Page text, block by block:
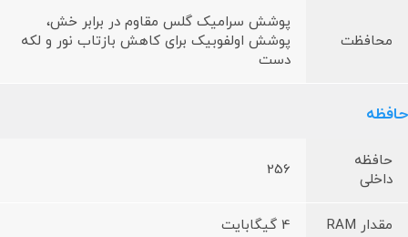
محافظت
پوشش سرامیک گلس مقاوم در برابر خش،
پوشش اولفوبیک برای کاهش بازتاب نور و لکه
دست
حافظه
حافظه
داخلی
256
مقدار RAM 4 گیگابایت